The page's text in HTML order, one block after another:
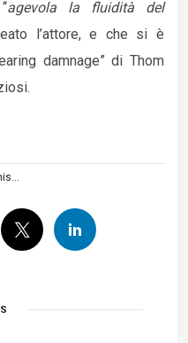
agevola la fluidità del
l’attore, e che si è
damnage” di Thom